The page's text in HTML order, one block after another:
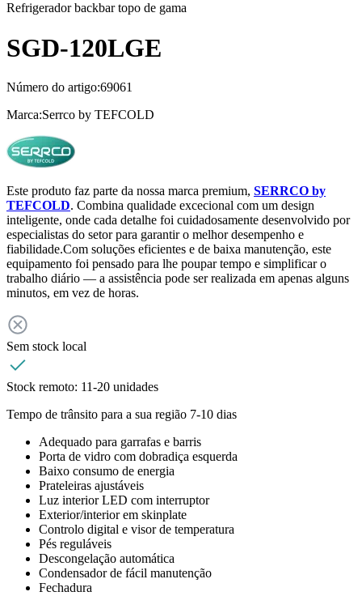
Refrigerador backbar topo de gama
SGD-120LGE
Número do artigo:69061
Marca:Serrco by TEFCOLD
Este produto faz parte da nossa marca premium, SERRCO by
TEFCOLD. Combina qualidade excecional com um design
inteligente, onde cada detalhe foi cuidadosamente desenvolvido por
especialistas do setor para garantir o melhor desempenho e
fiabilidade.Com soluções eficientes e de baixa manutenção, este
equipamento foi pensado para lhe poupar tempo e simplificar o
trabalho diário — a assistência pode ser realizada em apenas alguns
minutos, em vez de horas.
Sem stock local
Stock remoto: 11-20 unidades
Tempo de trânsito para a sua região 7-10 dias
Adequado para garrafas e barris
Porta de vidro com dobradiça esquerda
Baixo consumo de energia
Prateleiras ajustáveis
Luz interior LED com interruptor
Exterior/interior em skinplate
Controlo digital e visor de temperatura
Pés reguláveis
Descongelação automática
Condensador de fácil manutenção
Fechadura